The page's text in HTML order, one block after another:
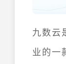
九数云
业的一